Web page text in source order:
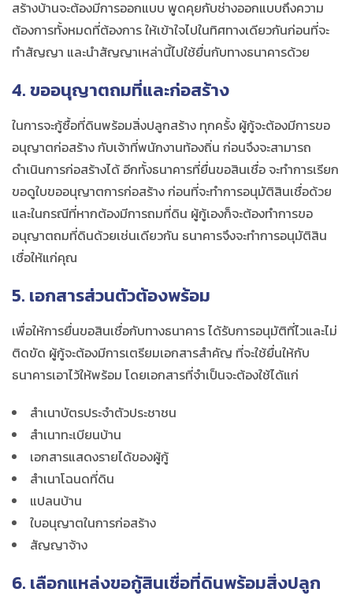
สร้างบ้านจะต้องมีการออกแบบ พูดคุยกับช่างออกแบบถึงความ
ต้องการทั้งหมดที่ต้องการ ให้เข้าใจไปในทิศทางเดียวกันก่อนที่จะ
ทำสัญญา และนำสัญญาเหล่านี้ไปใช้ยื่นกับทางธนาคารด้วย
4. ขออนุญาตถมที่และก่อสร้าง
ในการจะกู้ซื้อที่ดินพร้อมสิ่งปลูกสร้าง ทุกครั้ง ผู้กู้จะต้องมีการขอ
อนุญาตก่อสร้าง กับเจ้าที่พนักงานท้องถิ่น ก่อนจึงจะสามารถ
ดำเนินการก่อสร้างได้ อีกทั้งธนาคารที่ยื่นขอสินเชื่อ จะทำการเรียก
ขอดูใบขออนุญาตการก่อสร้าง ก่อนที่จะทำการอนุมัติสินเชื่อด้วย
และในกรณีที่หากต้องมีการถมที่ดิน ผู้กู้เองก็จะต้องทำการขอ
อนุญาตถมที่ดินด้วยเช่นเดียวกัน ธนาคารจึงจะทำการอนุมัติสิน
เชื่อให้แก่คุณ
5. เอกสารส่วนตัวต้องพร้อม
เพื่อให้การยื่นขอสินเชื่อกับทางธนาคาร ได้รับการอนุมัติที่ไวและไม่
ติดขัด ผู้กู้จะต้องมีการเตรียมเอกสารสำคัญ ที่จะใช้ยื่นให้กับ
ธนาคารเอาไว้ให้พร้อม โดยเอกสารที่จำเป็นจะต้องใช้ได้แก่
สำเนาบัตรประจำตัวประชาชน
สำเนาทะเบียนบ้าน
เอกสารแสดงรายได้ของผู้กู้
สำเนาโฉนดที่ดิน
แปลนบ้าน
ใบอนุญาตในการก่อสร้าง
สัญญาจ้าง
6. เลือกแหล่งขอกู้สินเชื่อที่ดินพร้อมสิ่งปลูก